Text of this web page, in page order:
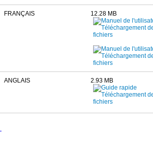
FRANÇAIS 12.28 MB
ANGLAIS 2.93 MB